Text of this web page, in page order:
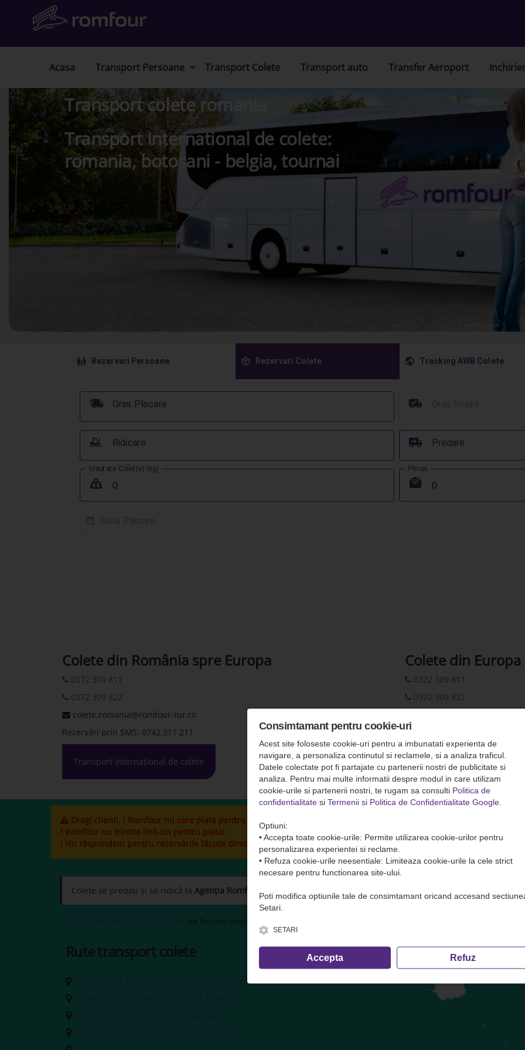
Acasa Transport Persoane Transport Colete Transport auto Transfer Aeroport
Transport colete romania
Transport International de colete:
romania, botosani - belgia, tournai
󱠣 Rezervari Persoane 󰏗 Rezervari Colete 󰇧 Tracking AWB Colete
Oras Plecare
󰞈 󰳔
Ridicare
󰟉 Predare
󰔾
Greutate Colet(e) (kg)
󰖢
Plicuri
󰾱
Colete din România spre Europa
0372 309 811
0372 309 822
colete.romania@romfour-tur.ro
Rezervări prin SMS: 0742 311 211
Transport International de colete
Colete din
0372 309 811
0372 309 822
Rezervări prin SMS: 0742 311
Dragi clienti, ! Romfour nu cere plata pentru colete( transport marfa) in avans. Plata se face DOAR pe site sau
! Romfour nu trimite link-uri pentru plata!
! Nu răspundem pentru rezervările făcute direct la șofer și cele care nu trec prin dispecerat!
Colete se predau și se ridică la Agenția Romfour Botoșani Vezi
pe fiecare destinație, inclusiv calculul volumetric ·
Rute transport colete
Transport colete Romania Germania
Consimtamant pentru cookie-uri
Acest site foloseste cookie-uri pentru a imbunatati experienta de
navigare, a personaliza continutul si reclamele, si a analiza traficul.
Datele colectate pot fi partajate cu partenerii nostri de publicitate si
analiza. Pentru mai multe informatii despre modul in care utilizam
cookie-urile si partenerii nostri, te rugam sa consulti Politica de
confidentialitate si Termenii si Politica de Confidentialitate Google
Optiuni:
• Accepta toate cookie-urile: Permite utilizarea cookie-urilor pentru
personalizarea experientei si reclame.
• Refuza cookie-urile neesentiale: Limiteaza cookie-urile la cele strict
necesare pentru functionarea site-ului.
Poti modifica optiunile tale de consimtamant oricand accesand
Setari.
SETARI
Accepta Refuz